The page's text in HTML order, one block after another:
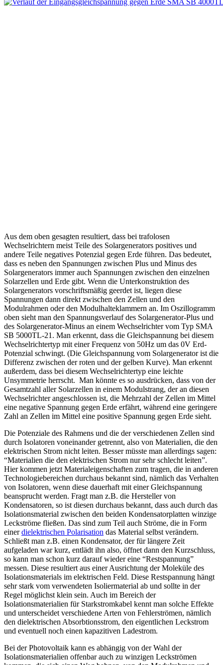
Aus dem oben gesagten resultiert, dass bei trafolosen
Wechselrichtern meist Teile des Solargenerators positives und
andere Teile negatives Potenzial gegen Erde führen. Das bedeutet,
dass es neben den Spannungen zwischen Plus und Minus des
Solargenerators immer auch Spannungen zwischen den einzelnen
Solarzellen und Erde gibt. Wenn die Unterkonstruktion des
Solargenerators vorschriftsmäßig geerdet ist, liegen diese
Spannungen dann direkt zwischen den Zellen und den
Modulrahmen oder den Modulhalteklammern an. Im Oszillogramm
oben sieht man den Spannungsverlauf des Solargenerator-Plus und
des Solargenerator-Minus an einem Wechselrichter vom Typ SMA
SB 5000TL-21. Man erkennt, dass die Gleichspannung bei diesem
Wechselrichtertyp mit einer Frequenz von 50Hz um das 0V Erd-
Potenzial schwingt. (Die Gleichspannung vom Solargenerator ist die
Differenz zwischen der roten und der gelben Kurve). Man erkennt
außerdem, dass bei diesem Wechselrichtertyp eine leichte
Unsymmetrie herrscht. Man könnte es so ausdrücken, dass von der
Gesamtzahl aller Solarzellen in einem Modulstrang, der an diesen
Wechselrichter angeschlossen ist, die Mehrzahl der Zellen im Mittel
eine negative Spannung gegen Erde erfährt, während eine geringere
Zahl an Zellen im Mittel eine positive Spannung gegen Erde sieht.
Die Potenziale des Rahmens und die der verschiedenen Zellen sind
durch Isolatoren voneinander getrennt, also von Materialien, die den
elektrischen Strom nicht leiten. Besser müsste man allerdings sagen:
“Materialien die den elektrischen Strom nur sehr schlecht leiten”.
Hier kommen jetzt Materialeigenschaften zum tragen, die in anderen
Technologiebereichen durchaus bekannt sind, nämlich das Verhalten
von Isolatoren, wenn diese dauerhaft mit einer Gleichspannung
beansprucht werden. Fragt man z.B. die Hersteller von
Kondensatoren, so ist diesen durchaus bekannt, dass auch durch das
Isolationsmaterial zwischen den beiden Kondensatorplatten winzige
Leckströme fließen. Das sind zum Teil auch Ströme, die in Form
einerdielektrischen Polarisation das Material selbst verändern.
Schließt man z.B. einen Kondensator, der für längere Zeit
aufgeladen war kurz, entlädt ihn also, öffnet dann den Kurzschluss,
so kann man schon kurz darauf wieder eine “Restspannung”
messen. Diese resultiert aus einer Ausrichtung der Moleküle des
Isolationsmaterials im elektrischen Feld. Diese Restspannung hängt
sehr stark vom verwendeten Isoliermaterial ab und sollte in der
Regel möglichst klein sein. Auch im Bereich der
Isolationsmaterialien für Starkstromkabel kennt man solche Effekte
und unterscheidet verschiedene Arten von Fehlerströmen, nämlich
den dielektrischen Absorbtionsstrom, den eigentlichen Leckstrom
und eventuell noch einen kapazitiven Ladestrom.
Bei der Photovoltaik kann es abhängig von der Wahl der
Isolationsmaterialien offenbar auch zu winzigen Leckströmen